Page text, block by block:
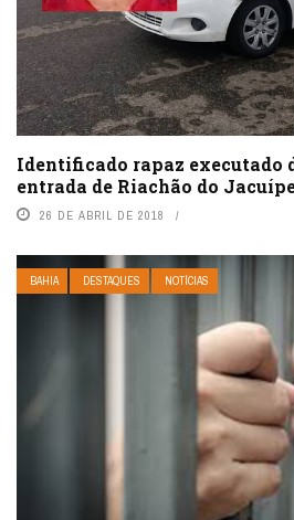
Identificado rapaz executado
entrada de Riachão do
26 DE ABRIL DE 2018
BAHIA DESTAQUES NOTÍCIAS